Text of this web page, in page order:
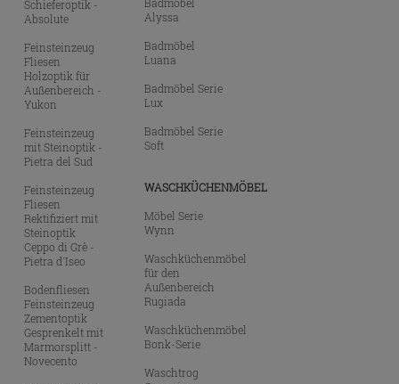
Schieferoptik -
Absolute
Feinsteinzeug
Fliesen
Holzoptik für
Außenbereich -
Yukon
Feinsteinzeug
mit Steinoptik -
Pietra del Sud
Feinsteinzeug
Fliesen
Rektifiziert mit
Steinoptik
Ceppo di Grè -
Pietra d´Iseo
Bodenfliesen
Feinsteinzeug
Zementoptik
Gesprenkelt mit
Marmorsplitt -
Novecento
Alyssa
Badmöbel
Luana
Badmöbel Serie
Lux
Badmöbel Serie
Soft
WASCHKÜCHENMÖBEL
Möbel Serie
Wynn
Waschküchenmöbel
für den
Außenbereich
Rugiada
Waschküchenmöbel
Bonk-Serie
Waschtrog